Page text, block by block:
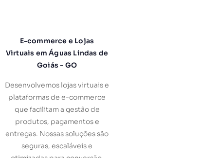
E-commerce e Lojas
Virtuais em Águas Lindas de
Goiás - GO
Desenvolvemos lojas virtuais e
plataformas de e-commerce
que facilitam a gestão de
produtos, pagamentos e
entregas. Nossas soluções são
seguras, escaláveis e